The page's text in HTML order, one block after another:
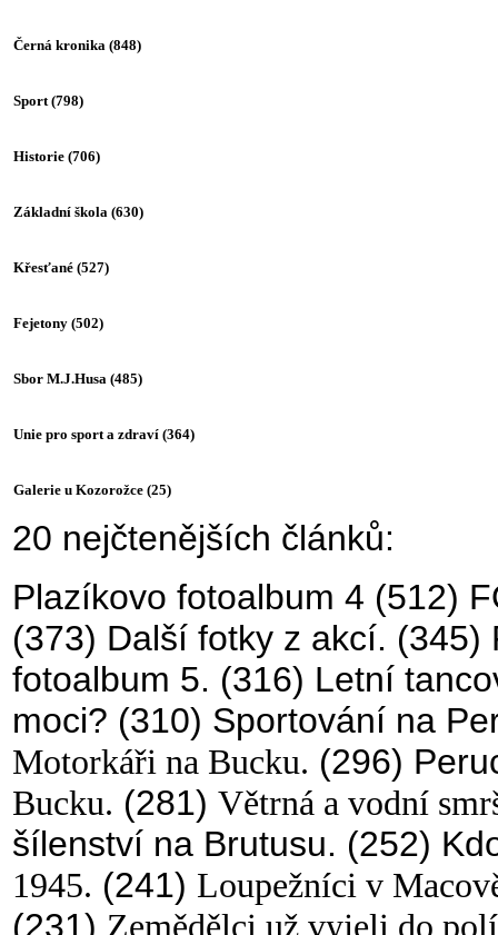
Černá kronika (848)
Sport(798)
Historie (706)
Základní škola (630)
Křesťané (527)
Fejetony (502)
Sbor M.J.Husa (485)
Unie pro sport a zdraví (364)
Galerie u Kozorožce (25)
20 nejčtenějších článků:
Plazíkovo fotoalbum 4 (512)
(373) Další fotky z akcí. (345)
fotoalbum 5. (316) Letní
moci? (310) Sportování na
Motorkáři na Bucku. (296)
Bucku. (281) Větrná a vodní
šílenství na Brutusu. (252)
1945. (241) Loupežníci v
(231) Zemědělci už vyjeli do polí